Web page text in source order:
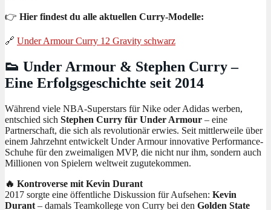
👉 Hier findest du alle aktuellen Curry-Modelle:
🔗 Under Armour Curry 12 Gravity schwarz
👟 Under Armour & Stephen Curry –
Eine Erfolgsgeschichte seit 2014
Während viele NBA-Superstars für Nike oder Adidas werben,
entschied sich Stephen Curry für Under Armour – eine
Partnerschaft, die sich als revolutionär erwies. Seit mittlerweile über
einem Jahrzehnt entwickelt Under Armour innovative Performance-
Schuhe für den zweimaligen MVP, die nicht nur ihm, sondern auch
Millionen von Spielern weltweit zugutekommen.
🔥 Kontroverse mit Kevin Durant
2017 sorgte eine öffentliche Diskussion für Aufsehen: Kevin
Durant – damals Teamkollege von Curry bei den Golden State